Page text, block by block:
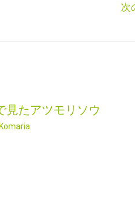
次
見たアツモリソウ
Komaria